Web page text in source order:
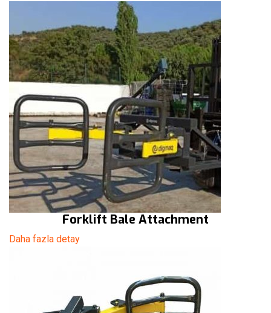
Forklift Bale Attachment
Daha fazla detay